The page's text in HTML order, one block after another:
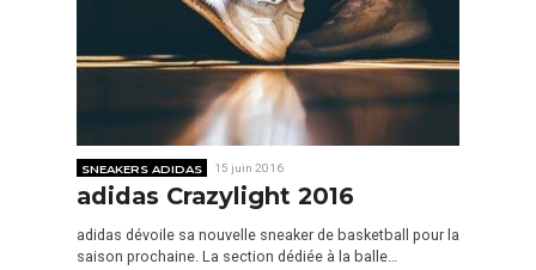
SNEAKERS ADIDAS 15 juin 2016
adidas Crazylight 2016
adidas dévoile sa nouvelle sneaker de basketball pour la
saison prochaine. La section dédiée à la balle…